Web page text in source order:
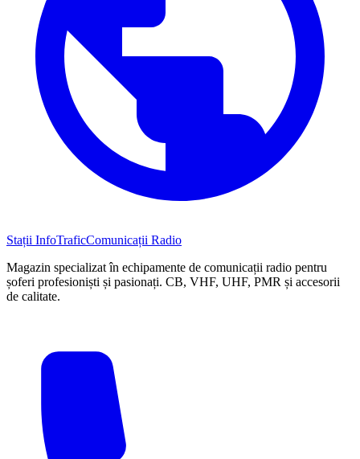
Stații InfoTraficComunicații Radio
Magazin specializat în echipamente de comunicații radio pentru
șoferi profesioniști și pasionați. CB, VHF, UHF, PMR și accesorii
de calitate.